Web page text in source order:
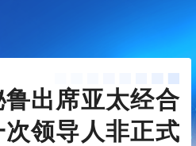
出席亚太经合
领导人非正式